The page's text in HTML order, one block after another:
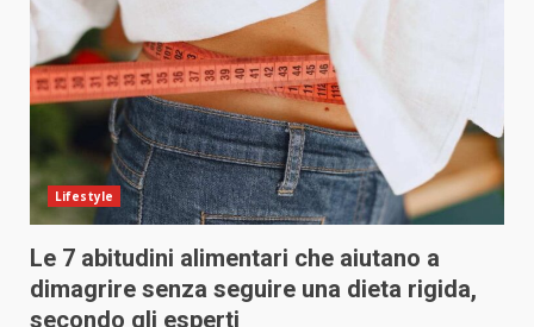
Lifestyle
Le 7 abitudini alimentari che aiutano a
dimagrire senza seguire una dieta rigida,
secondo gli esperti